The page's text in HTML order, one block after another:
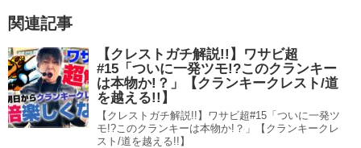
関連記事
【クレストガチ解説!!】ワサビ超
#15「ついに一発ツモ!?このクランキー
は本物か!？」【クランキークレスト/道
を越える!!】
【クレストガチ解説!!】ワサビ超#15「ついに一発ツ
モ!?このクランキーは本物か!？」【クランキークレ
スト/道を越える!!】